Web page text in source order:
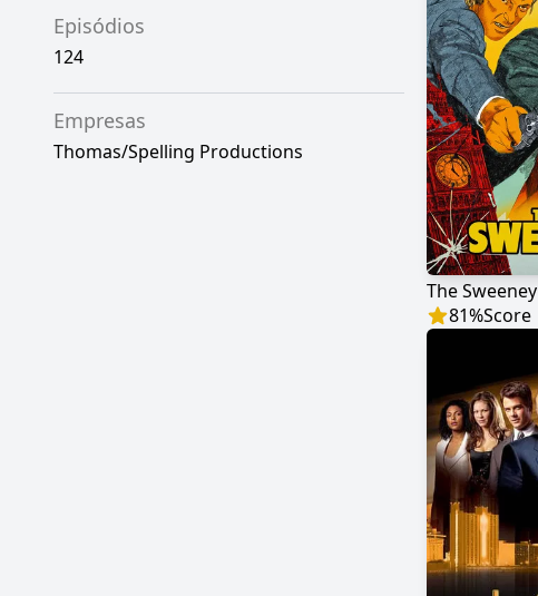
Episódios
124
Empresas
Thomas/Spelling Productions
The Sweeney
81%Score